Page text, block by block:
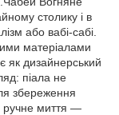
столику і в
або вабі-сабі.
матеріалами
дизайнерський
піала не
збереження
ручне миття —